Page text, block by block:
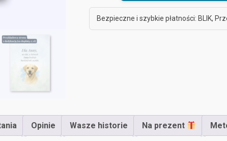
po
stracie
Ukochanego
Bezpieczne i szybkie płatności: BLIK,
Opinie Wasze historie Na prezent